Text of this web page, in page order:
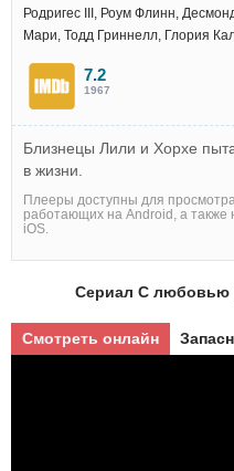
Родригес III, Роум Флинн,
Мари, Тодд Гриннелл, Глория
7.2
1967
Близнецы Лили и Хорхе
в жизни.
Плееры доступны для
работающих на Android, а также
iOS.
Сериал С любовью
Смотреть онлайн